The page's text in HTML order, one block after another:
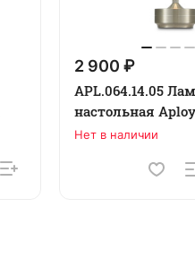
2 900 ₽
APL.064.14.05
настольная
Нет в наличии